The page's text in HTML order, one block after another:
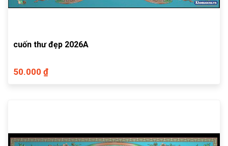
cuốn thư đẹp 2026A
50.000 ₫